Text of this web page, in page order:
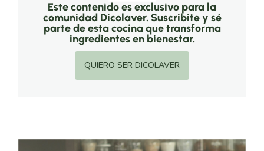
Este contenido es exclusivo para la
comunidad Dicolaver. Suscribite y sé
parte de esta cocina que transforma
ingredientes en bienestar.
QUIERO SER DICOLAVER